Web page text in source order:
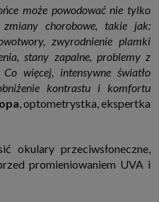
Twoje dane podwykonawcom IT,
etc. Zrobią to jedynie na
danych zobowiązującej
danych i niekorzystania z
internetowych takich jak pliki
i przetwarzania danych
treści i reklam oraz analizowania
reklamy do Twoich preferencji.
w plikach i przechowywane na
komputer, tablet, smartphone itp.),
może powodować nie tylko
chorobowe, takie jak:
zwyrodnienie plamki
stany zapalne, problemy z
więcej, intensywne światło
kontrastu i komfortu
, optometrystka, ekspertka
okulary przeciwsłoneczne,
promieniowaniem UVA i